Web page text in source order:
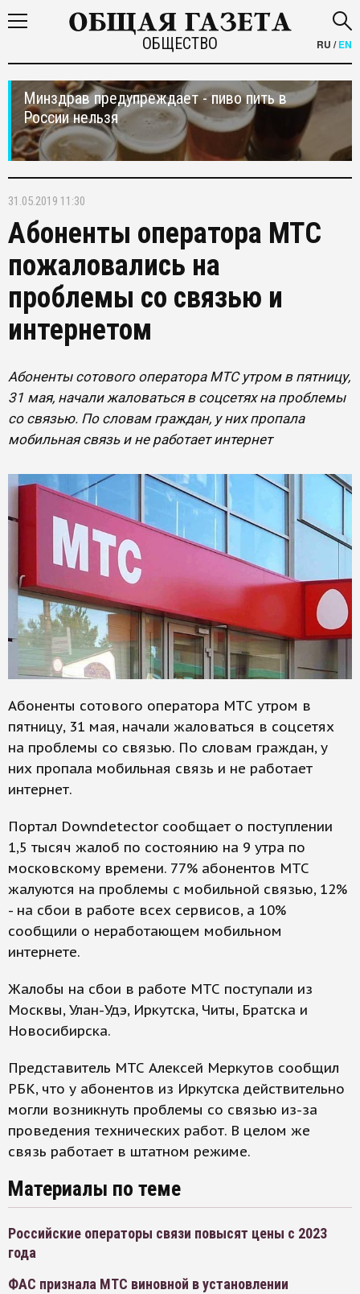
ОБЩЕСТВО RU /EN
Минздрав предупреждает - пиво пить в
России нельзя
31.05.2019 11:30
Абоненты оператора МТС
пожаловались на
проблемы со связью и
интернетом
Абоненты сотового оператора МТС утром в пятницу,
31 мая, начали жаловаться в соцсетях на проблемы
со связью. По словам граждан, у них пропала
мобильная связь и не работает интернет
Абоненты сотового оператора МТС утром в
пятницу, 31 мая, начали жаловаться в соцсетях
на проблемы со связью. По словам граждан, у
них пропала мобильная связь и не работает
интернет.
Портал Downdetector сообщает о поступлении
1,5 тысяч жалоб по состоянию на 9 утра по
московскому времени. 77% абонентов МТС
жалуются на проблемы с мобильной связью, 12%
- на сбои в работе всех сервисов, а 10%
сообщили о неработающем мобильном
интернете.
Жалобы на сбои в работе МТС поступали из
Москвы, Улан-Удэ, Иркутска, Читы, Братска и
Новосибирска.
Представитель МТС Алексей Меркутов сообщил
РБК, что у абонентов из Иркутска действительно
могли возникнуть проблемы со связью из-за
проведения технических работ. В целом же
связь работает в штатном режиме.
Материалы по теме
Российские операторы связи повысят цены с 2023
года
ФАС признала МТС виновной в установлении